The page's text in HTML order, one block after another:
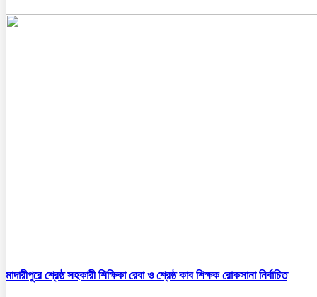
মাদারীপুরে শ্রেষ্ঠ সহকারী শিক্ষিকা রেবা ও শ্রেষ্ঠ কাব শিক্ষক রোকসানা নির্বাচিত